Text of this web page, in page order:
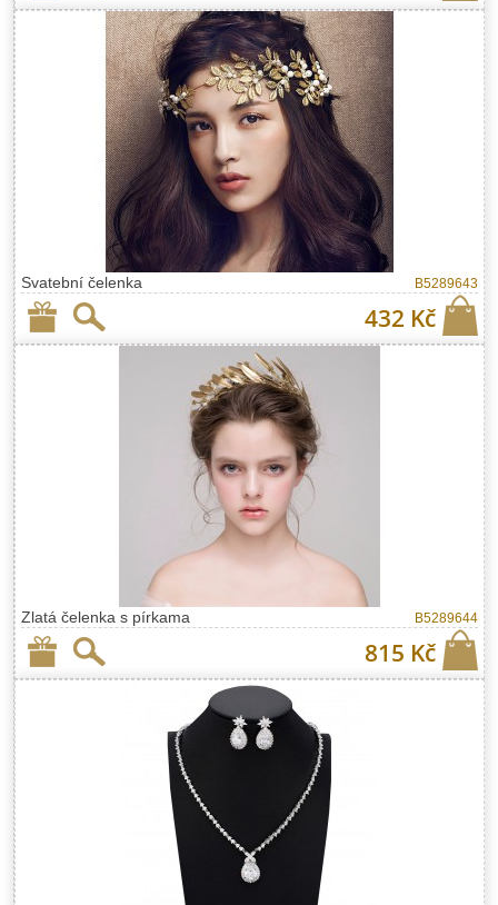
Svatební čelenka B5289643
432 Kč
Zlatá čelenka s pírkama B5289644
815 Kč